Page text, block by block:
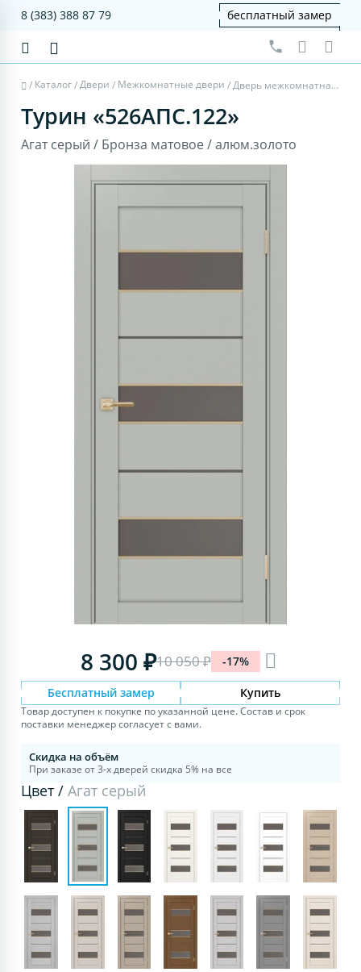
8 (383) 388 87 79 бесплатный замер
/ Каталог/Двери / Межкомнатные двери / Дверь межкомнатная Турин 526АПС.122 - агат серый, бронза матовое, алюм.золото
Турин «526АПС.122»
Агат серый / Бронза матовое / алюм.золото
8 300 ₽10 050 ₽ -17%
Бесплатный замер Купить
Товар доступен к покупке по указанной цене. Состав и срок
поставки менеджер согласует с вами.
Скидка на объём
При заказе от 3-х дверей скидка 5% на все
Цвет /Агат серый